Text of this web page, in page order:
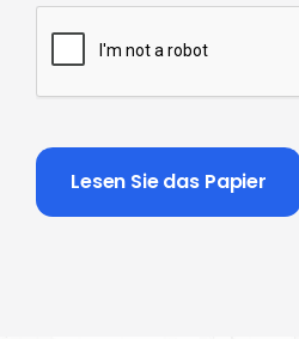
CAPTCHA
Lesen Sie das Papier